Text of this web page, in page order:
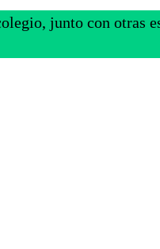
junto con otras